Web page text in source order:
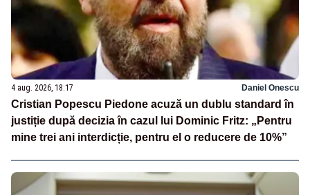
4 aug. 2026, 18:17 Daniel Onescu
Cristian Popescu Piedone acuză un dublu standard în
justiție după decizia în cazul lui Dominic Fritz: „Pentru
mine trei ani interdicție, pentru el o reducere de 10%”